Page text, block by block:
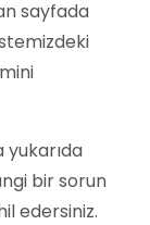
sayfada
yukarıda
bir sorun
edersiniz.